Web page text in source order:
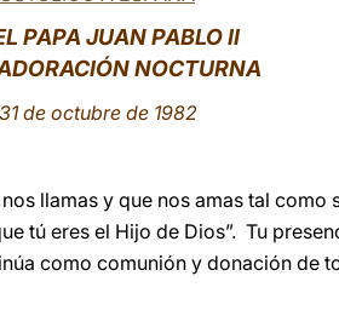
PAPA JUAN PABLO II
NOCTURNA
de octubre de 1982
llamas y que nos amas tal como
tú eres el Hijo de Dios”. Tu
como comunión y donación de